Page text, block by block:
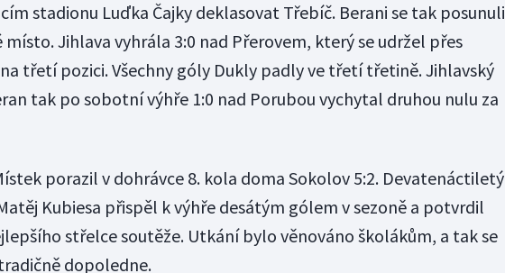
stadionu Luďka Čajky deklasovat Třebíč. Berani se tak posunuli
místo. Jihlava vyhrála 3:0 nad Přerovem, který se udržel přes
třetí pozici. Všechny góly Dukly padly ve třetí třetině. Jihlavský
tak po sobotní výhře 1:0 nad Porubou vychytal druhou nulu za
porazil v dohrávce 8. kola doma Sokolov 5:2. Devatenáctiletý
Kubiesa přispěl k výhře desátým gólem v sezoně a potvrdil
střelce soutěže. Utkání bylo věnováno školákům, a tak se
dopoledne.